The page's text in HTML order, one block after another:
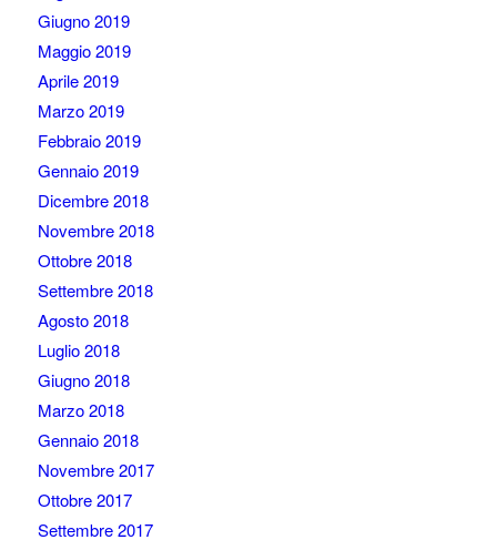
Giugno 2019
Maggio 2019
Aprile 2019
Marzo 2019
Febbraio 2019
Gennaio 2019
Dicembre 2018
Novembre 2018
Ottobre 2018
Settembre 2018
Agosto 2018
Luglio 2018
Giugno 2018
Marzo 2018
Gennaio 2018
Novembre 2017
Ottobre 2017
Settembre 2017